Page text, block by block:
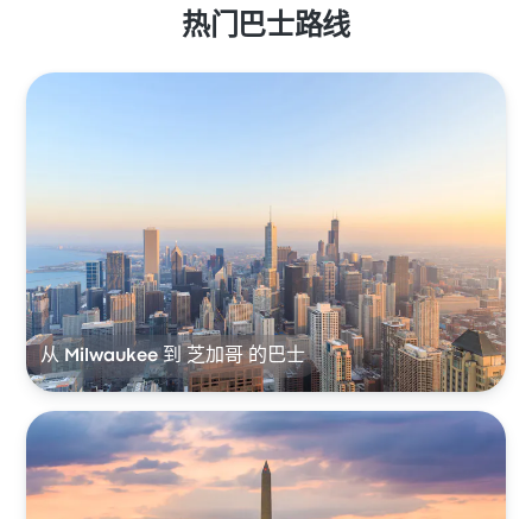
热门巴士路线
从 Milwaukee 到 芝加哥 的巴士